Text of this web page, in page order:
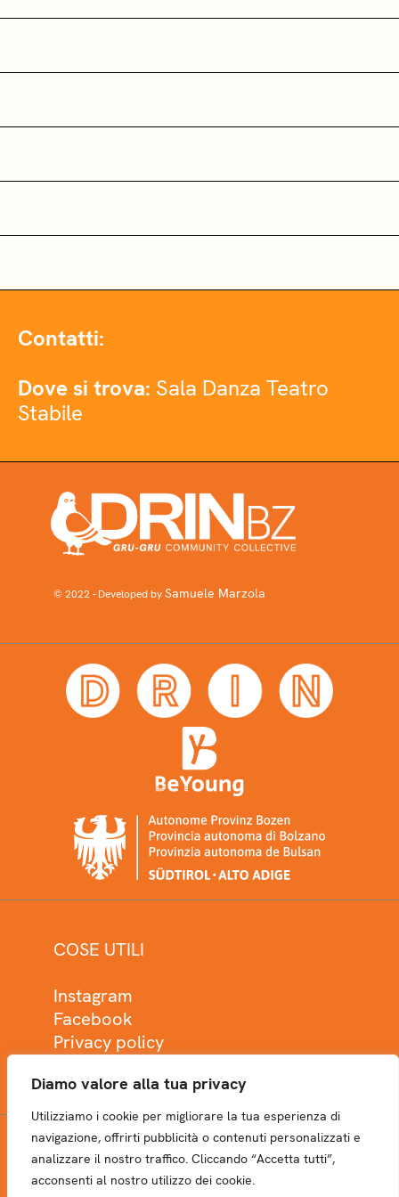
Diamo valore alla tua privacy
Utilizziamo i cookie per migliorare la tua esperienza di
navigazione, offrirti pubblicità o contenuti personalizzati e
analizzare il nostro traffico. Cliccando “Accetta tutti”,
acconsenti al nostro utilizzo dei cookie.
Contatti:
Dove si trova: Sala Danza Teatro
Stabile
© 2022 - Developed bySamuele Marzola
COSE UTILI
Instagram
Facebook
Privacy policy
NEWSLETTER